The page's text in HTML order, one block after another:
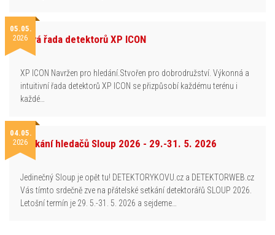
05.05.
2026Nová řada detektorů XP ICON
XP ICON Navržen pro hledání.Stvořen pro dobrodružství. Výkonná a
intuitivní řada detektorů XP ICON se přizpůsobí každému terénu i
každé…
04.05.
2026Setkání hledačů Sloup 2026 - 29.-31. 5. 2026
Jedinečný Sloup je opět tu! DETEKTORYKOVU.cz a DETEKTORWEB.cz
Vás tímto srdečně zve na přátelské setkání detektorářů SLOUP 2026.
Letošní termín je 29. 5.-31. 5. 2026 a sejdeme…